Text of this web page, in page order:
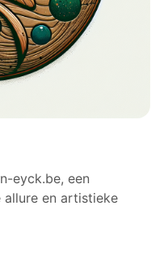
eyck.be, een
allure en artistieke